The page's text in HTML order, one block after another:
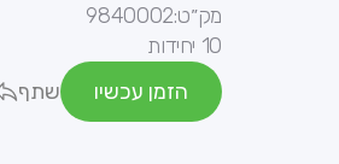
מק״ט:9840002
10 יחידות
הזמן עכשיו
שתף